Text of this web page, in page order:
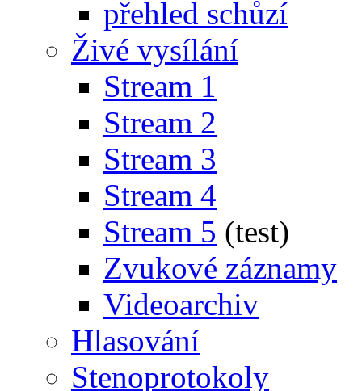
přehled schůzí
Živé vysílání
Stream 1
Stream 2
Stream 3
Stream 4
Stream 5 (test)
Zvukové záznamy
Videoarchiv
Hlasování
Stenoprotokoly